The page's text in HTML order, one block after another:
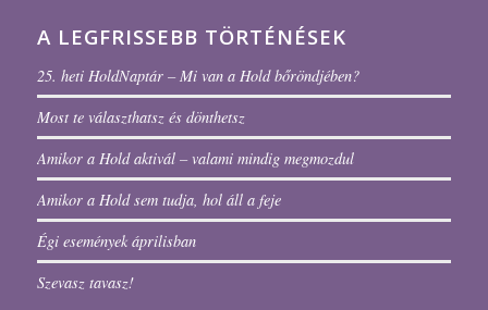
A LEGFRISSEBB TÖRTÉNÉSEK
25. heti HoldNaptár – Mi van a Hold bőröndjében?
Most te választhatsz és dönthetsz
Amikor a Hold aktivál – valami mindig megmozdul
Amikor a Hold sem tudja, hol áll a feje
Égi események áprilisban
Szevasz tavasz!